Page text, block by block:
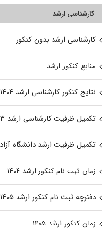
کارشناسی ارشد
کارشناسی ارشد بدون کنکور
منابع کنکور ارشد
نتایج کنکور کارشناسی ارشد ۱۴۰۴
تکمیل ظرفیت کارشناسی ارشد ۱۴۰۳
تکمیل ظرفیت ارشد دانشگاه آزاد ۱۴۰۳
زمان ثبت نام کنکور ارشد ۱۴۰۴
دفترچه ثبت نام کنکور ارشد ۱۴۰۵
زمان کنکور ارشد ۱۴۰۵